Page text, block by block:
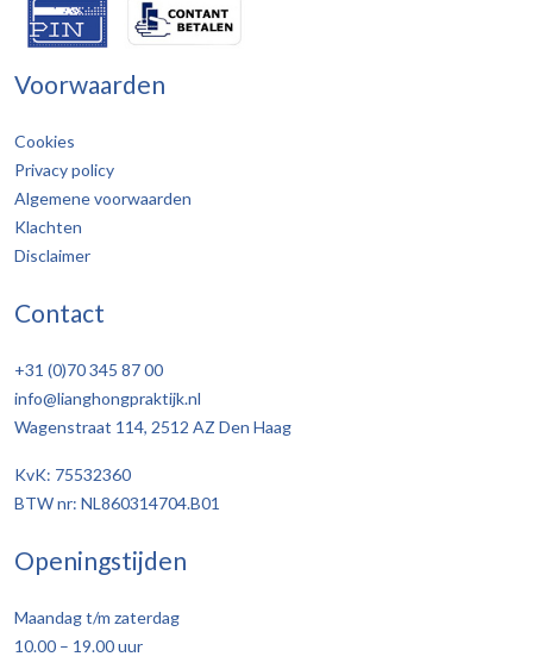
Voorwaarden
Cookies
Privacy policy
Algemene voorwaarden
Klachten
Disclaimer
Contact
+31 (0)70 345 87 00
info@lianghongpraktijk.nl
Wagenstraat 114, 2512 AZ Den Haag
KvK: 75532360
BTW nr: NL860314704.B01
Openingstijden
Maandag t/m zaterdag
10.00 – 19.00 uur